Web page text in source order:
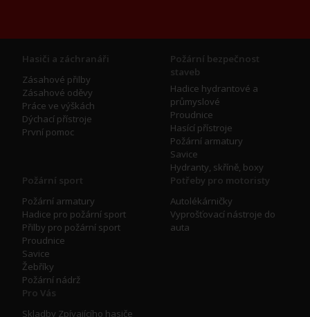
Hasiči a záchranáři
Zásahové přilby
Zásahové oděvy
Práce ve výškách
Dýchací přístroje
První pomoc
Požární bezpečnost
staveb
Hadice hydrantové a
průmyslové
Proudnice
Hasící přístroje
Požární armatury
Savice
Hydranty, skříně, boxy
Požární sport
Požární armatury
Hadice pro požární sport
Přilby pro požární sport
Proudnice
Savice
Žebříky
Požární nádrž
Potřeby pro motoristy
Autolékárničky
Vyprošťovací nástroje do
auta
Pro Vás
Skladby Zpívajícího hasiče